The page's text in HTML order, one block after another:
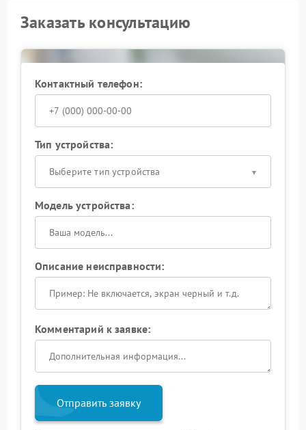
Заказать консультацию
Контактный телефон:
Тип устройства:
Выберите тип устройства
Модель устройства:
Описание неисправности:
Комментарий к заявке:
Отправить заявку